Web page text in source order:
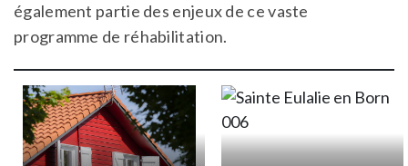
également partie des enjeux de ce vaste
programme de réhabilitation.